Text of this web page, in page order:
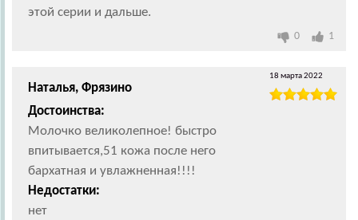
этой серии и дальше.
0 1
Наталья, Фрязино
Достоинства:
Молочко великолепное! быстро
впитывается,51 кожа после него
бархатная и увлажненная!!!!
Недостатки:
нет
18 марта 2022